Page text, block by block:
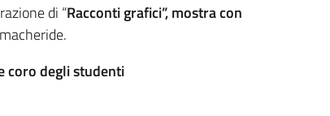
di “Racconti grafici”, mostra con
coro degli studenti